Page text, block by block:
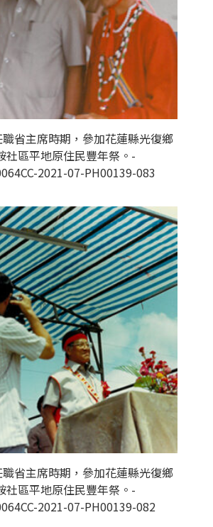
省主席時期，參加花蓮縣光復鄉
社區平地原住民豐年祭。-
2021-07-PH00139-083
省主席時期，參加花蓮縣光復鄉
社區平地原住民豐年祭。-
2021-07-PH00139-082